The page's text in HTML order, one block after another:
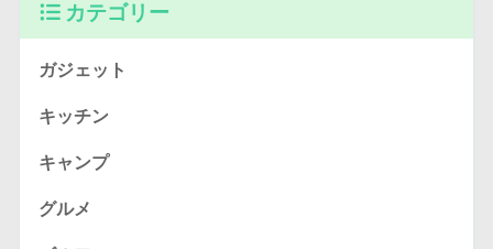
カテゴリー
ガジェット
キッチン
キャンプ
グルメ